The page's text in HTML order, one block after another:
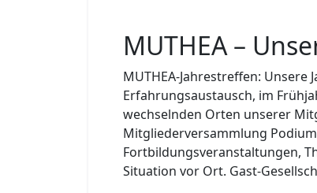
MUTHEA –
MUTHEA-Jahrestreffen:
Erfahrungsaustausch, im
wechselnden Orten unserer
Mitgliederversammlung
Fortbildungsveranstaltungen,
Situation vor Ort. Gast-